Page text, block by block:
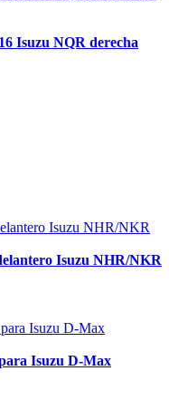
Isuzu NQR derecha
Isuzu NHR/NKR
Isuzu D-Max